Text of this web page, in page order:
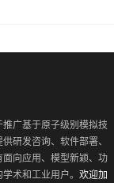
广基于原子级别模拟技
研发咨询、软件部署、
向应用、模型新颖、功
术和工业用户。 欢迎加